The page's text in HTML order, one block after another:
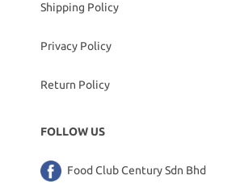
Shipping Policy
Privacy Policy
Return Policy
FOLLOW US
Food Club Century Sdn Bhd